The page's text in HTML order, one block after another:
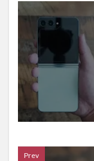
Prev